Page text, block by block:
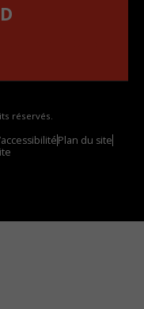
réservés.
Plan du site